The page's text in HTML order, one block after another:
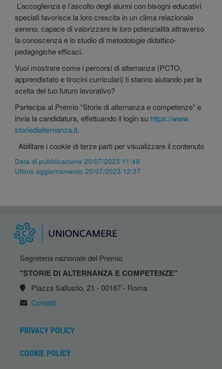
L’accoglienza e l’ascolto degli alunni con bisogni educativi
speciali favorisce la loro crescita in un clima relazionale
sereno, capace di valorizzare le loro potenzialità attraverso
la conoscenza e lo studio di metodologie didattico-
pedagogiche efficaci.
Vuoi mostrare come i percorsi di alternanza (PCTO,
apprendistato e tirocini curriculari) ti stanno aiutando per la
scelta del tuo futuro lavorativo?
Partecipa al Premio “Storie di alternanza e competenze” e
invia la candidatura, effettuando il login su https://www.
storiedialternanza.it.
Abilitare i cookie di terze parti per visualizzare il contenuto
Data di pubblicazione 20/07/2023 11:49
Ultimo aggiornamento 20/07/2023 12:37
Segreteria nazionale del Premio
"STORIE DI ALTERNANZA E COMPETENZE"
Piazza Sallustio, 21 - 00187 - Roma
Contatti
PRIVACY POLICY
COOKIE POLICY